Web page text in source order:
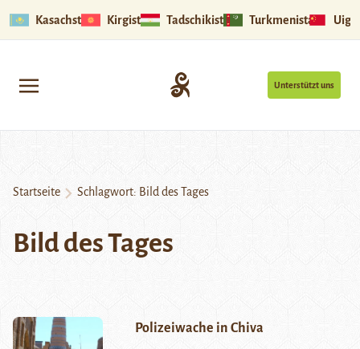
Kasachstan Kirgistan Tadschikistan Turkmenistan
Unterstützt uns
Startseite Schlagwort: Bild des Tages
Bild des Tages
Polizeiwache in Chiva